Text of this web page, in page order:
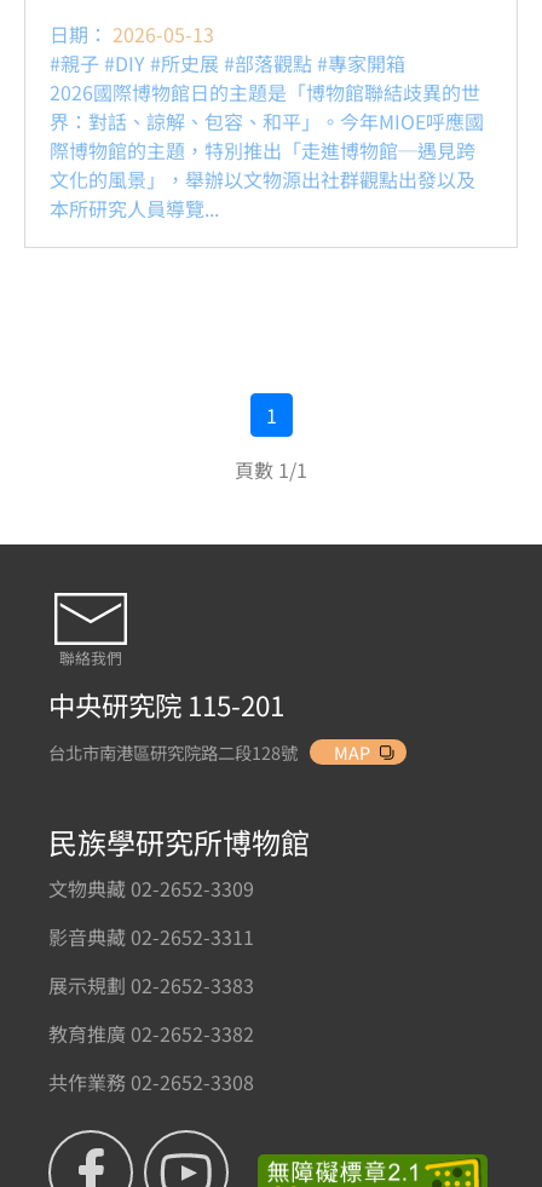
日期： 2026-05-13
#親子 #DIY #所史展 #部落觀點 #專家開箱
2026國際博物館日的主題是「博物館聯結歧異的世
界：對話、諒解、包容、和平」。今年MIOE呼應國
際博物館的主題，特別推出「走進博物館─遇見跨
文化的風景」，舉辦以文物源出社群觀點出發以及
本所研究人員導覽...
1
頁數 1/1
聯絡我們
中央研究院 115-201
台北市南港區研究院路二段128號 MAP
民族學研究所博物館
文物典藏 02-2652-3309
影音典藏 02-2652-3311
展示規劃 02-2652-3383
教育推廣 02-2652-3382
共作業務 02-2652-3308